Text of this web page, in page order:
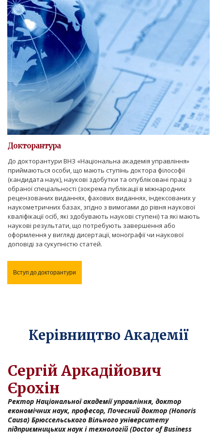
Докторантура
До докторантури ВНЗ «Національна академія управління»
приймаються особи, що мають ступінь доктора філософії
(кандидата наук), наукові здобутки та опубліковані праці з
обраної спеціальності (зокрема публікації в міжнародних
рецензованих виданнях, фахових виданнях, індексованих у
наукометричних базах, згідно з вимогами до рівня наукової
кваліфікації осіб, які здобувають наукові ступені) та які мають
наукові результати, що потребують завершення або
оформлення у вигляді дисертації, монографії чи наукової
доповіді за сукупністю статей.
Вступ до докторантури
Керівництво Академії
Сергій Аркадійович
Єрохін
Ректор Національної академії управління, доктор
економічних наук, професор, Почесний доктор (Honoris
Causa) Брюссельського Вільного університету
підприємницьких наук і технологій (Doctor of Business